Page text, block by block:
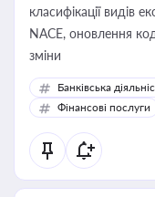
класифікації видів
NACE, оновлення
зміни
Банківська
Фінансові послуги